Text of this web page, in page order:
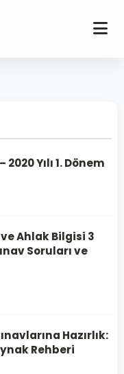
Yılı 1. Dönem
Ahlak Bilgisi 3
Soruları ve
Hazırlık:
Rehberi